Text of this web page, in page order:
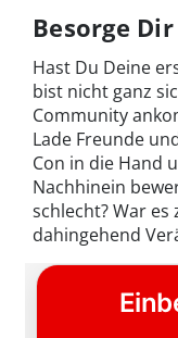
Besorge
Hast Du Deine
bist nicht ganz
Community
Lade Freunde
Con in die Hand
Nachhinein
schlecht? War
dahingehend